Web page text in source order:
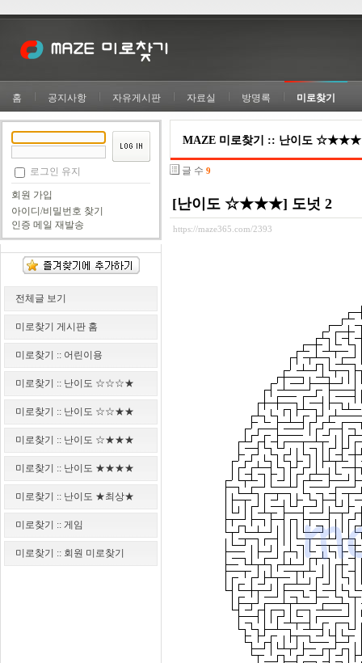
홈 공지사항 자유게시판 자료실 방명록 미로찾기
로그인 유지
회원 가입
아이디/비밀번호 찾기
인증 메일 재발송
전체글 보기
미로찾기 게시판 홈
미로찾기 :: 어린이용
미로찾기 :: 난이도 ☆☆☆★
미로찾기 :: 난이도 ☆☆★★
미로찾기 :: 난이도 ☆★★★
미로찾기 :: 난이도 ★★★★
미로찾기 :: 난이도 ★최상★
미로찾기 :: 게임
미로찾기 :: 회원 미로찾기
MAZE 미로찾기 :: 난이도 ☆★★★
글 수 9
[난이도 ☆★★★] 도넛 2
https://maze365.com/2393